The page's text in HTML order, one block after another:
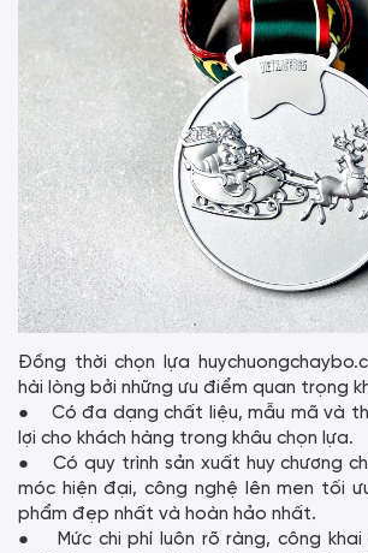
Đồng thời chọn lựa
hài lòng bởi những ưu điểm quan trọng
● Có đa dạng chất liệu, mẫu mã và
lợi cho khách hàng trong khâu chọn lựa.
● Có quy trình sản xuất huy chương
móc hiện đại, công nghệ lên men tối
phẩm đẹp nhất và hoàn hảo nhất.
● Mức chi phí luôn rõ ràng, công